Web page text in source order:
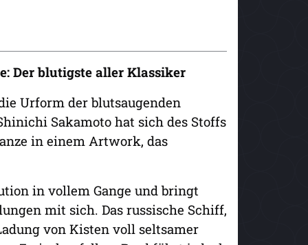
Der blutigste aller Klassiker
Urform der blutsaugenden
Sakamoto hat sich des Stoffs
in einem Artwork, das
in vollem Gange und bringt
mit sich. Das russische Schiff,
von Kisten voll seltsamer